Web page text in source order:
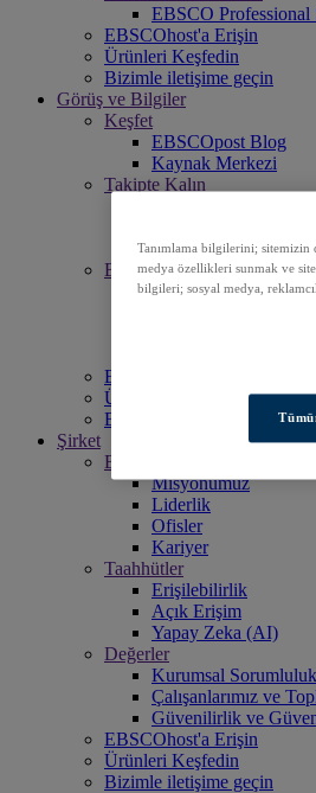
EBSCO Professional
EBSCOhost'a Erişin
Ürünleri Keşfedin
Bizimle iletişime geçin
Görüş ve Bilgiler
Keşfet
EBSCOpost Blog
Kaynak Merkezi
Takipte Kalın
Haberler
Bilginizi artırın
Destek
EBSCOhost'a Erişin
Ürünleri Keşfedin
Bizimle iletişime geçin
Şirket
Biz Kimiz?
Misyonumuz
Liderlik
Ofisler
Kariyer
Taahhütler
Erişilebilirlik
Açık Erişim
Yapay Zeka (AI)
Değerler
Kurumsal Sorumluluk
Çalışanlarımız ve
Güvenilirlik ve
EBSCOhost'a Erişin
Ürünleri Keşfedin
Bizimle iletişime geçin
Tanımlama bilgilerini; sitemizin
medya özellikleri sunmak ve
bilgileri; sosyal medya,